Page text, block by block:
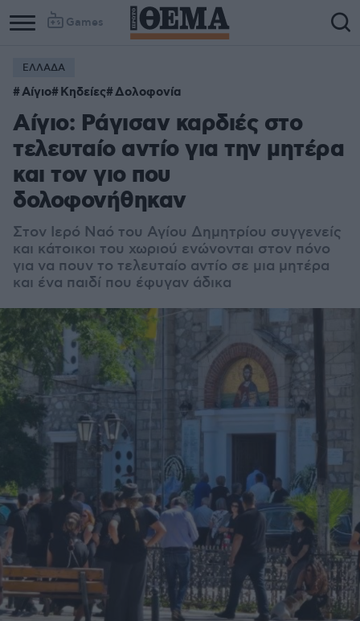
Games
ΕΛΛΑΔΑ
Αίγιο Κηδείες Δολοφονία
Αίγιο: Ράγισαν καρδιές στο
τελευταίο αντίο για την μητέρα
και τον γιο που
δολοφονήθηκαν
Στον Ιερό Ναό του Αγίου Δημητρίου συγγενείς
και κάτοικοι του χωριού ενώνονται στον πόνο
για να πουν το τελευταίο αντίο σε μια μητέρα
και ένα παιδί που έφυγαν άδικα